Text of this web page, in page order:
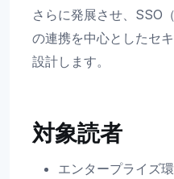
さらに発展させ、SSO
の連携を中心としたセ
設計します。
対象読者
エンタープライズ